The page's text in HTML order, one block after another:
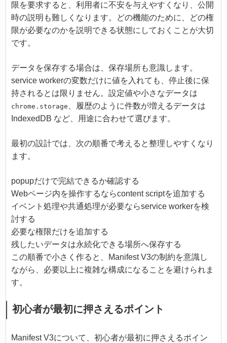
限を要求すると、利用者に不安を与えやすくなり、公開
時の説明も難しくなります。どの機能のために、どの権
限が必要なのかを説明できる状態にしておくことが大切
です。
データを保存する場合は、保存場所も意識します。
service workerの変数だけに値を入れても、停止後に保
持されるとは限りません。設定値や小さなデータは
chrome.storage 、履歴のように件数が増えるデータは
IndexedDB など、用途に合わせて選びます。
最初の設計では、次の順番で考えると整理しやすくなり
ます。
popupだけで完結できるか確認する
Webページ内を操作するならcontent scriptを追加する
イベント処理や共通処理が必要ならservice workerを検
討する
必要な権限だけを追加する
残したいデータは永続化できる場所へ保存する
この順番で小さく作ると、Manifest V3の制約を意識し
ながら、必要以上に複雑な構成になることを避けられま
す。
初心者が最初に押さえるポイント
Manifest V3について、初心者が最初に押さえるポイン